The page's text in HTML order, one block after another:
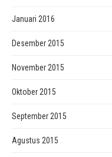
Januari 2016
Desember 2015
November 2015
Oktober 2015
September 2015
Agustus 2015